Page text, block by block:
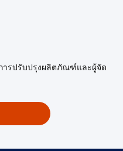
ารปรับปรุงผลิตภัณฑ์และผู้จัด